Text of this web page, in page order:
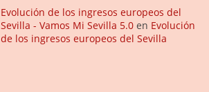
Evolución de los ingresos europeos del
Sevilla - Vamos Mi Sevilla 5.0 en Evolución
de los ingresos europeos del Sevilla